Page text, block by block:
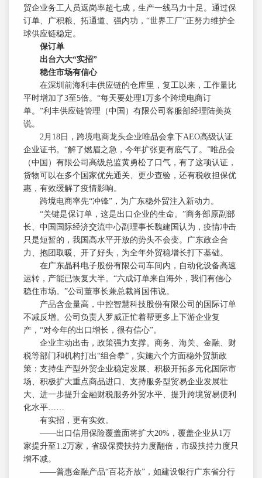
贸企业务工人员返岗率超七成，生产一线马力十足。通过保
订单、广积粮、拓通道、强内功，“世界工厂”正努力维护全
球供应链稳定。
保订单
出台六大“实招”
稳住市场有信心
在深圳前海利丰供应链的仓库里，复工以来，工作量比
平时增加了3至5倍。“每天要处理1万多个跨境电商订
单。”利丰供应链管理（中国）有限公司客服部经理陆美英
说。
2月18日，跨境电商龙头企业唯品会拿下AEO高级认证
企业证书。“解了燃眉之急，今年扩张更有底气了。”唯品会
（中国）有限公司高级总监黄勇松了口气，有了这项认证，
货物可以在多个国家优先通关、更少查验，还有税收担保优
惠，有效缓解了疫情影响。
跨境电商率先“冲锋”，为广东稳外贸注入新动力。
“关键是保订单，这是出口企业的生命。”商务部原副部
长、中国国际经济交流中心副理事长魏建国认为，疫情冲击
只是短暂的，我国高水平开放的势头不会变。广东政企合
力、抱团取暖、开了好头，为全年外贸稳增长打下基础。
在广东晶科电子股份有限公司车间内，自动化设备高速
运转，产能已恢复大半。“六成订单来自海外，我们有信心
稳住市场。”公司董事长兼总裁肖国伟说。
产品含金量高，中控智慧科技股份有限公司的国际订单
不减反增。公司负责人罗威正忙着帮更多上下游企业复
产，“对今年的出口增长，很有信心”。
企业主动出击，政策强力支撑。商务、海关、金融、财
税等部门和机构打出“组合拳”，实施六个方面稳外贸新政
策：支持生产型外贸企业稳定发展、积极开拓多元化国际市
场、积极扩大重点商品进口、支持服务型贸易企业发展壮
大、进一步提升金融财税服务外贸水平、提升跨境贸易便利
化水平……
有实招，更有实效。
——出口信用保险覆盖面将扩大20%，覆盖企业从1万
家提升至1.2万家，省级保费扶持力度翻倍，市级扶持力度只
增不减。
——普惠金融产品“百花齐放”，如建设银行广东省分行